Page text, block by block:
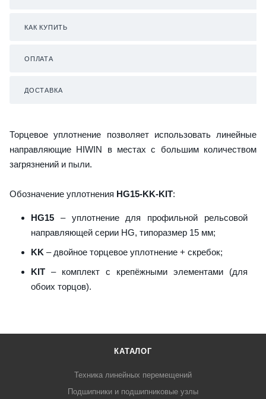
КАК КУПИТЬ
ОПЛАТА
ДОСТАВКА
Торцевое уплотнение позволяет использовать линейные
направляющие HIWIN в местах с большим количеством
загрязнений и пыли.
Обозначение уплотнения HG15-KK-KIT:
HG15 – уплотнение для профильной рельсовой
направляющей серии HG, типоразмер 15 мм;
KK – двойное торцевое уплотнение + скребок;
KIT – комплект с крепёжными элементами (для
обоих торцов).
КАТАЛОГ
Техника линейных перемещений
Подшипники и подшипниковые узлы